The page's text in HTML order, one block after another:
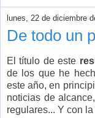
lunes, 22 de diciembre
De todo un
El título de este
de los que he
este año, en
noticias de
regulares... Y con